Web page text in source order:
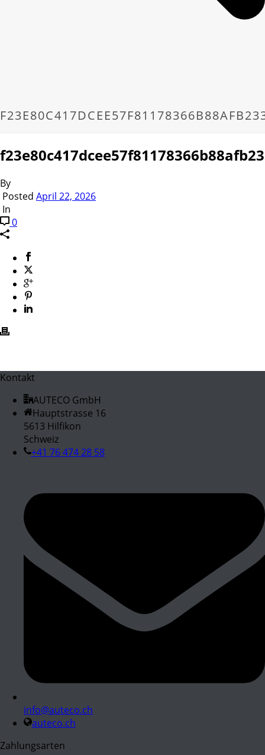
By
Posted April 22, 2026
In
0
Kontakt
AUTECO GmbH
Hauptstrasse 16
5613 Hilfikon
Schweiz
+41 76 474 28 58
info@auteco.ch
auteco.ch
Zahlungsarten